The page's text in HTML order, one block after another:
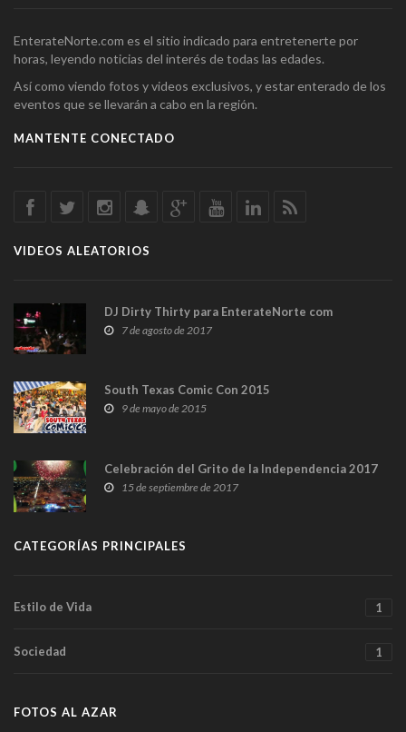
EnterateNorte.com es el sitio indicado para entretenerte por
horas, leyendo noticias del interés de todas las edades.
Así como viendo fotos y videos exclusivos, y estar enterado de los
eventos que se llevarán a cabo en la región.
MANTENTE CONECTADO
VIDEOS ALEATORIOS
DJ Dirty Thirty para EnterateNorte com
7 de agosto de 2017
South Texas Comic Con 2015
9 de mayo de 2015
Celebración del Grito de la Independencia 2017
15 de septiembre de 2017
CATEGORÍAS PRINCIPALES
Estilo de Vida 1
Sociedad 1
FOTOS AL AZAR